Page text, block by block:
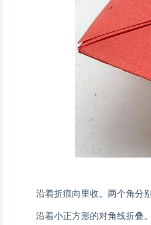
沿着折痕向里收。两个角分别
沿着小正方形的对角线折叠。